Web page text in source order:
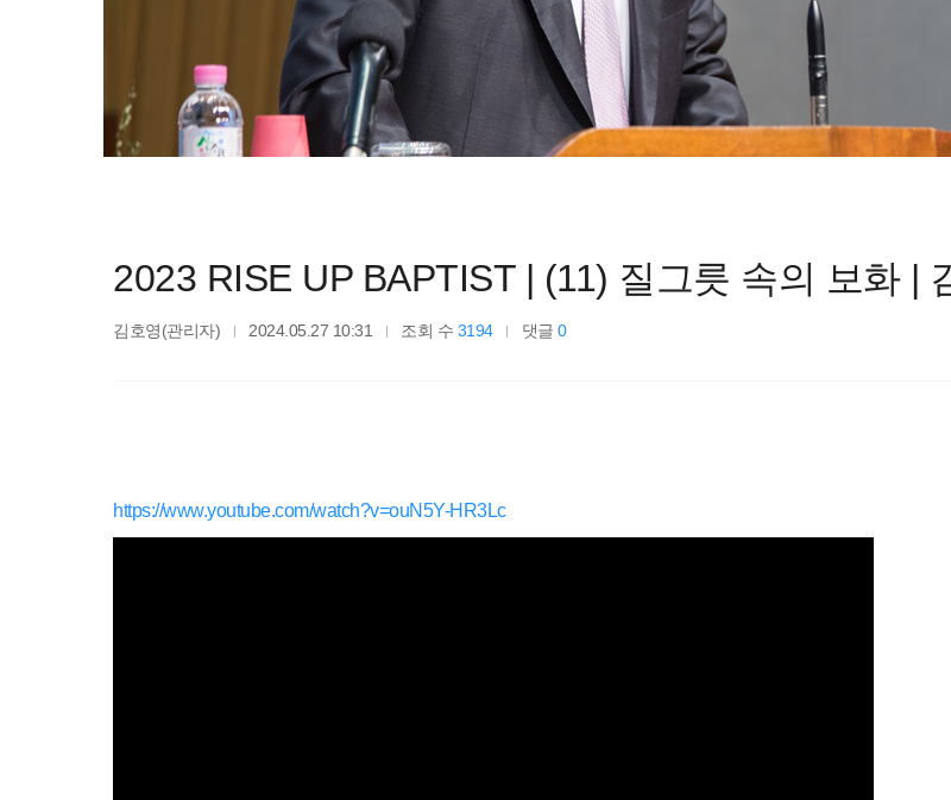
2023 RISE UP BAPTIST | (11) 질그릇 속의 보화 |
김호영(관리자) 2024.05.27 10:31 조회 수 3194 댓글0
https://www.youtube.com/watch?v=ouN5Y-HR3Lc